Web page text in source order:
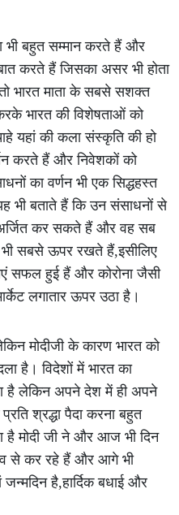
भी बहुत सम्मान करते हैं और
करते हैं जिसका असर भी होता
भारत माता के सबसे सशक्त
भारत की विशेषताओं को
यहां की कला संस्कृति की हो
करते हैं और निवेशकों को
का वर्णन भी एक सिद्धहस्त
भी बताते हैं कि उन संसाधनों से
कर सकते हैं और वह सब
भी सबसे ऊपर रखते हैं,इसीलिए
सफल हुई हैं और कोरोना जैसी
लगातार ऊपर उठा है।
मोदीजी के कारण भारत को
है। विदेशों में भारत का
है लेकिन अपने देश में ही अपने
श्रद्धा पैदा करना बहुत
है मोदी जी ने और आज भी दिन
से कर रहे हैं और आगे भी
है,हार्दिक बधाई और